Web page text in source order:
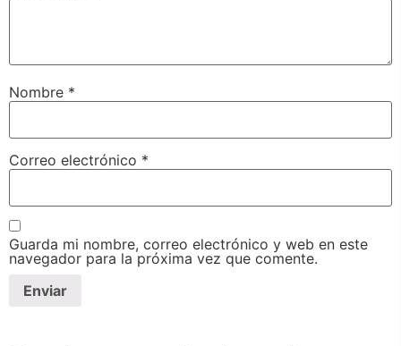
Nombre *
Correo electrónico *
Guarda mi nombre, correo electrónico y web en este
navegador para la próxima vez que comente.